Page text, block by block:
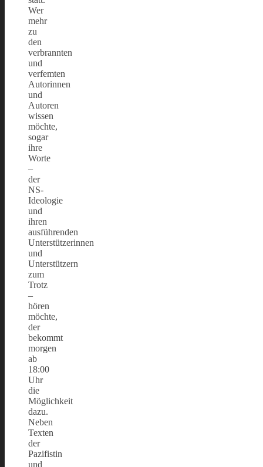
Wer
mehr
zu
den
verbrannten
und
verfemten
Autorinnen
und
Autoren
wissen
möchte,
sogar
ihre
Worte
–
der
NS-
Ideologie
und
ihren
ausführenden
Unterstützerinnen
und
Unterstützern
zum
Trotz
–
hören
möchte,
der
bekommt
morgen
ab
18:00
Uhr
die
Möglichkeit
dazu.
Neben
Texten
der
Pazifistin
und